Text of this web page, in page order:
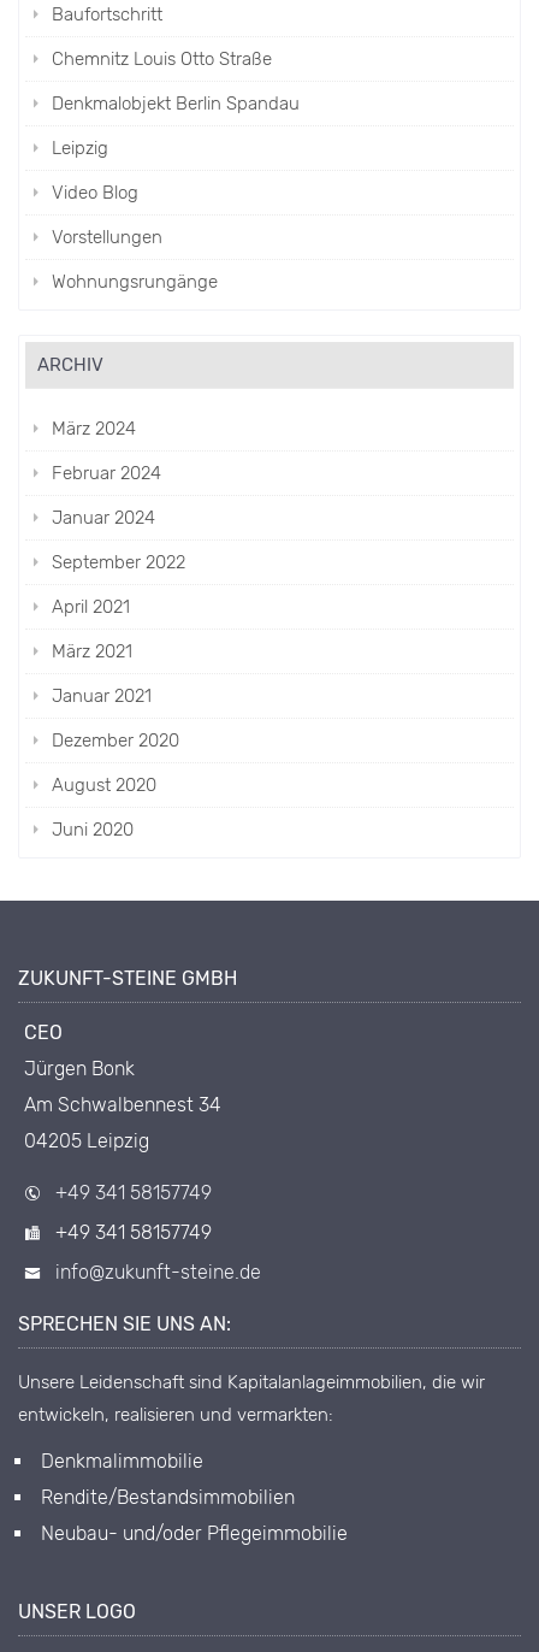
Baufortschritt
Chemnitz Louis Otto Straße
Denkmalobjekt Berlin Spandau
Leipzig
Video Blog
Vorstellungen
Wohnungsrungänge
ARCHIV
März 2024
Februar 2024
Januar 2024
September 2022
April 2021
März 2021
Januar 2021
Dezember 2020
August 2020
Juni 2020
ZUKUNFT-STEINE GMBH
CEO
Jürgen Bonk
Am Schwalbennest 34
04205 Leipzig
+49 341 58157749
+49 341 58157749
info@zukunft-steine.de
SPRECHEN SIE UNS AN:
Unsere Leidenschaft sind Kapitalanlageimmobilien, die wir
entwickeln, realisieren und vermarkten:
Denkmalimmobilie
Rendite/Bestandsimmobilien
Neubau- und/oder Pflegeimmobilie
UNSER LOGO